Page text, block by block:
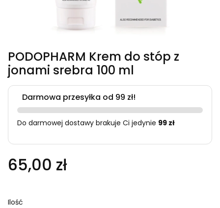
PODOPHARM Krem do stóp z
jonami srebra 100 ml
Darmowa przesyłka od 99 zł!
Do darmowej dostawy brakuje Ci jedynie 99 zł
65,00 zł
Ilość